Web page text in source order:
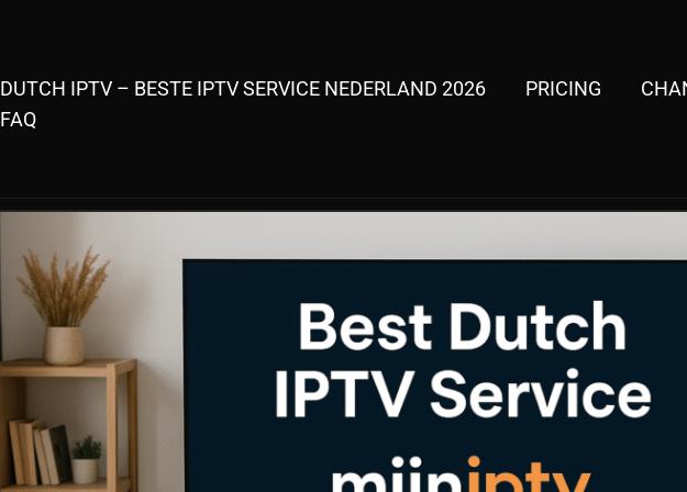
DUTCH IPTV – BESTE IPTV SERVICE NEDERLAND 2026 PRICING
FAQ